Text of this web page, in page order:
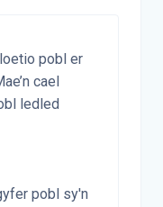
pobl er
cael
ledled
pobl sy'n